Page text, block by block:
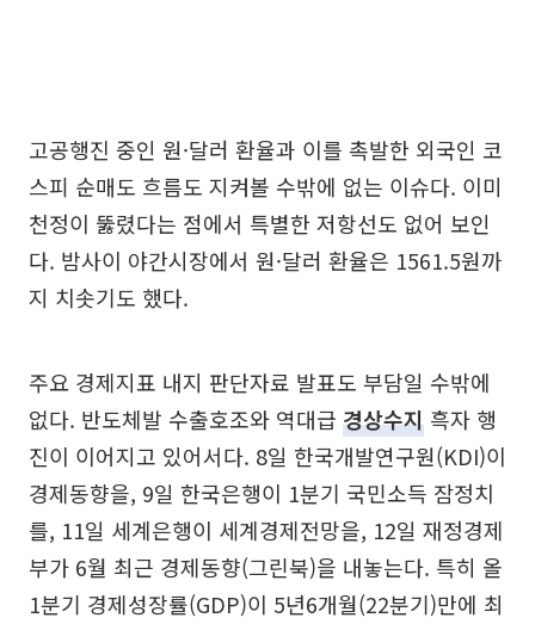
고공행진 중인 원·달러 환율과 이를 촉발한 외국인 코
스피 순매도 흐름도 지켜볼 수밖에 없는 이슈다. 이미
천정이 뚫렸다는 점에서 특별한 저항선도 없어 보인
다. 밤사이 야간시장에서 원·달러 환율은 1561.5원까
지 치솟기도 했다.
주요 경제지표 내지 판단자료 발표도 부담일 수밖에
없다. 반도체발 수출호조와 역대급 경상수지 흑자 행
진이 이어지고 있어서다. 8일 한국개발연구원(KDI)이
경제동향을, 9일 한국은행이 1분기 국민소득 잠정치
를, 11일 세계은행이 세계경제전망을, 12일 재정경제
부가 6월 최근 경제동향(그린북)을 내놓는다. 특히 올
1분기 경제성장률(GDP)이 5년6개월(22분기)만에 최